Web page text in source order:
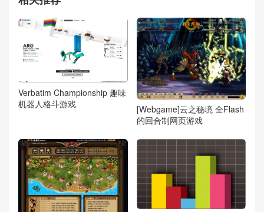
Verbatim Championship 趣味
机器人格斗游戏
[Webgame]云之秘境 全Flash
的回合制网页游戏